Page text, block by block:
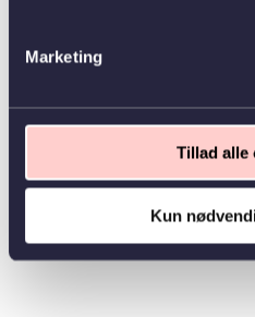
Marketing
Tillad alle
Kun